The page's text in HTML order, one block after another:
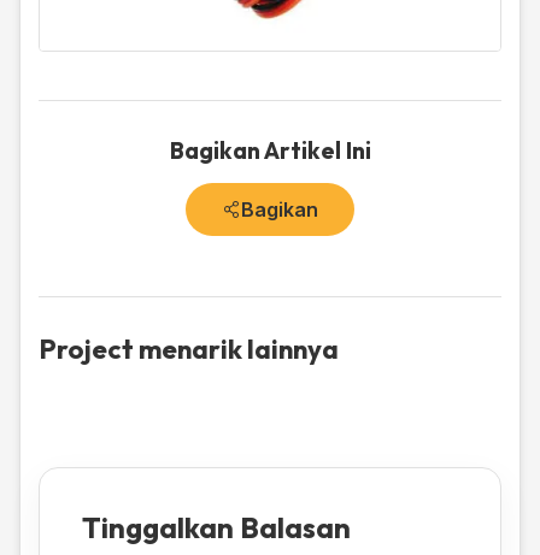
Bagikan Artikel Ini
Bagikan
Project menarik lainnya
Tinggalkan Balasan